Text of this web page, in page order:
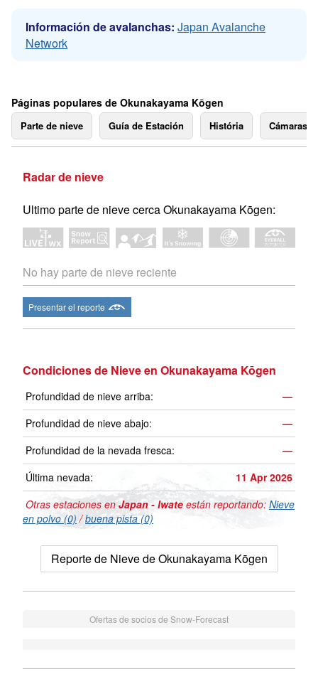
Información de avalanchas: Japan Avalanche
Network
Páginas populares de Okunakayama Kōgen
Parte de nieve Guía de Estación História Cámaras
Radar de nieve
Ultimo parte de nieve cerca Okunakayama Kōgen:
No hay parte de nieve reciente
Presentar el reporte
Condiciones de Nieve en Okunakayama Kōgen
Profundidad de nieve arriba:
—
Profundidad de nieve abajo:
—
Profundidad de la nevada fresca:
—
Última nevada:
11 Apr 2026
Otras estaciones enJapan - Iwate están reportando: Nieve
en polvo (0) /buena pista (0)
Reporte de Nieve de Okunakayama Kōgen
Ofertas de socios de Snow-Forecast